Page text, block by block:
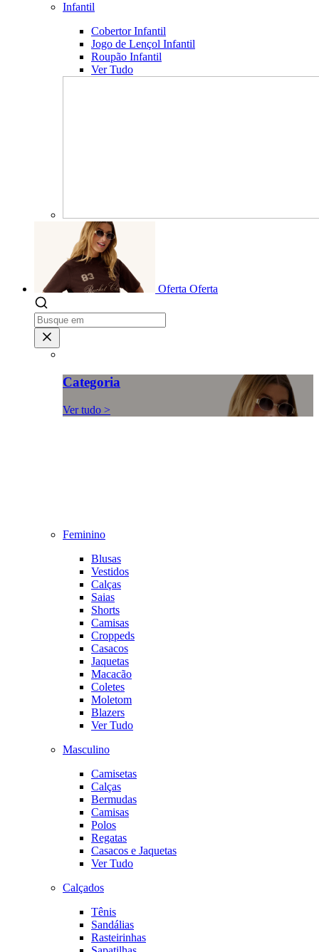
Infantil
Cobertor Infantil
Jogo de Lençol Infantil
Roupão Infantil
Ver Tudo
Oferta Oferta
Categoria
Ver tudo >
Feminino
Blusas
Vestidos
Calças
Saias
Shorts
Camisas
Croppeds
Casacos
Jaquetas
Macacão
Coletes
Moletom
Blazers
Ver Tudo
Masculino
Camisetas
Calças
Bermudas
Camisas
Polos
Regatas
Casacos e Jaquetas
Ver Tudo
Calçados
Tênis
Sandálias
Rasteirinhas